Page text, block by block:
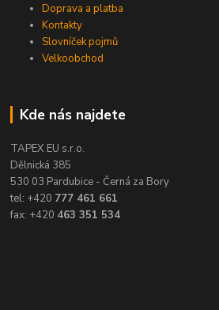
Doprava a platba
Kontakty
Slovníček pojmů
Velkoobchod
Kde nás najdete
TAPEX EU s.r.o.
Dělnická 385
530 03 Pardubice - Černá za Bory
tel: +420 777 461 661
fax: +420 463 351 534